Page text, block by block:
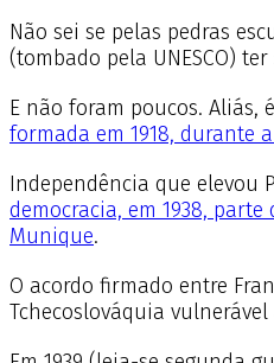
Não sei se pelas pedras
(tombado pela UNESCO)
E não foram poucos.
formada em 1918, durante
Independência que elevou
democracia, em 1938,
Munique.
O acordo firmado entre
Tchecoslováquia